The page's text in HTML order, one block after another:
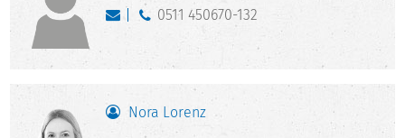
0511 450670-132
Nora Lorenz